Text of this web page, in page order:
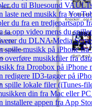
du til Bluesound
laste ned musikk fra
du fra en tredjepartsapp
ta opp video mens du
du DLNA Media
spille musikk på iPhone
overføre musikkfiler fra
fra Dropbox på iPhone
redigere ID3-tagger på
spille lokale filer (iTunes-
din fra Mac eller
installere appen fra App